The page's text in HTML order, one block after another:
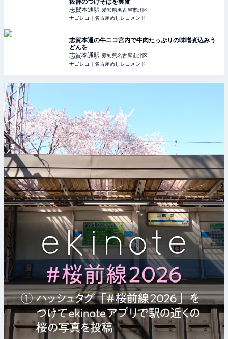
抜群のつけそばを実食
志賀本通駅 愛知県名古屋市北区
ナゴレコ｜名古屋めしレコメンド
志賀本通の牛ニコ宮内で牛肉たっぷりの味噌煮込みう
どんを
志賀本通駅 愛知県名古屋市北区
ナゴレコ｜名古屋めしレコメンド